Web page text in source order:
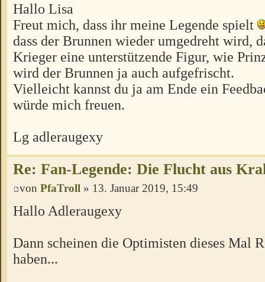
Hallo Lisa
Freut mich, dass ihr meine Legende spielt
dass der Brunnen wieder umgedreht wird,
Krieger eine unterstützende Figur, wie
wird der Brunnen ja auch aufgefrischt.
Vielleicht kannst du ja am Ende ein
würde mich freuen.
Lg adleraugexy
Re: Fan-Legende: Die Flucht aus
von PfaTroll » 13. Januar 2019, 15:49
Hallo Adleraugexy
Dann scheinen die Optimisten dieses Mal
haben...